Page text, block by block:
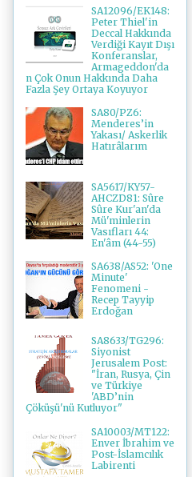
SA12096/EK148:
Peter Thiel'in
Deccal Hakkında
Verdiği Kayıt Dışı
Konferanslar,
Armageddon'da
n Çok Onun Hakkında Daha
Fazla Şey Ortaya Koyuyor
SA80/PZ6:
Menderes’in
Yakası/ Askerlik
Hatırâlarım
SA5617/KY57-
AHCZD81: Sûre
Sûre Kur'an'da
Mü'minlerin
Vasıfları 44:
En'âm (44-55)
SA638/AS52: 'One
Minute'
Fenomeni -
Recep Tayyip
Erdoğan
SA8633/TG296:
Siyonist
Jerusalem Post:
"İran, Rusya, Çin
ve Türkiye
'ABD’nin
Çöküşü'nü Kutluyor"
SA10003/MT122:
Enver İbrahim ve
Post-İslamcılık
Labirenti